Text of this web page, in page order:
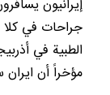
إيرانيون
جراحات في كلا
الطبية في
مؤخراً أن